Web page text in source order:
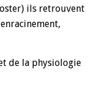
ils retrouvent
de la physiologie